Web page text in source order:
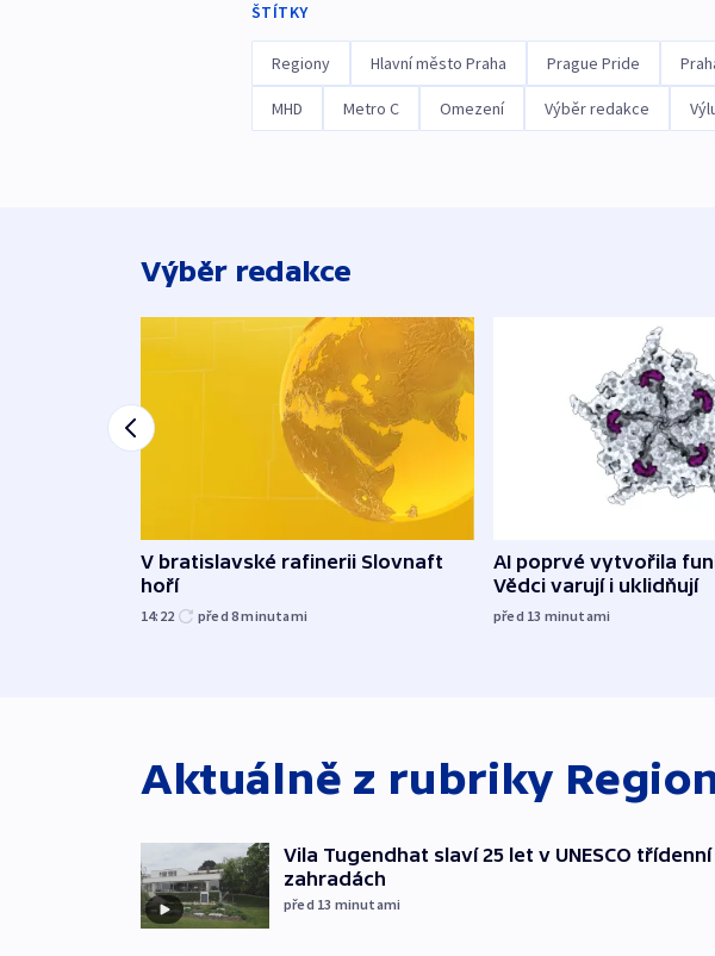
ŠTÍTKY
Regiony Hlavní město Praha Prague Pride
MHD Metro C Omezení Výběr redakce
Výběr redakce
V bratislavské rafinerii Slovnaft
hoří
14:22 před 8minutami
AI poprvé vytvořila
Vědci varují i uklidňují
před 13 minutami
Aktuálně z rubriky
Vila Tugendhat slaví 25 let v UNESCO
zahradách
před 13 minutami